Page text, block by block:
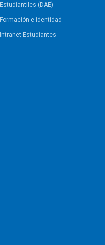
Estudiantiles (DAE)
Formación e identidad
Intranet Estudiantes